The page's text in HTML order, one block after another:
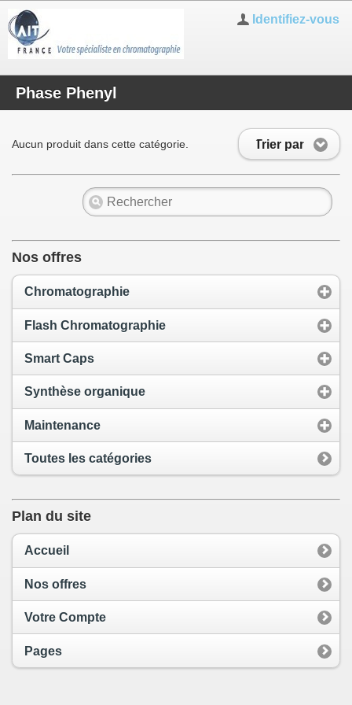
Identifiez-vous
Phase Phenyl
Trier par
Aucun produit dans cette catégorie.
Nos offres
Chromatographie
Flash Chromatographie
Smart Caps
Synthèse organique
Maintenance
Toutes les catégories
Plan du site
Accueil
Nos offres
Votre Compte
Pages